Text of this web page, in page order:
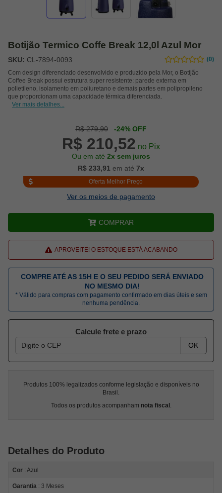
Botijão Termico Coffe Break 12,0l Azul Mor
SKU: CL-7894-0093
(0)
Com design diferenciado desenvolvido e produzido pela Mor, o Botijão
Coffee Break possui estrutura super resistente: parede externa em
polietileno, isolamento em poliuretano e demais partes em polipropileno
que proporcionam uma capacidade térmica diferenciada.
Ver mais detalhes...
R$ 279,90 -24% OFF
R$ 210,52 no Pix
Ou em até 2x sem juros
R$ 233,91 em até 7x
Oferta Melhor Preço
Ver os meios de pagamento
COMPRAR
APROVEITE! O ESTOQUE ESTÁ ACABANDO
COMPRE ATÉ AS 15H E O SEU PEDIDO SERÁ ENVIADO
NO MESMO DIA!
* Válido para compras com pagamento confirmado em dias úteis e sem
nenhuma pendência.
Calcule frete e prazo
OK
Produtos 100% legalizados conforme legislação e disponíveis no
Brasil.
Todos os produtos acompanham nota fiscal.
Detalhes do Produto
Cor : Azul
Garantia : 3 Meses